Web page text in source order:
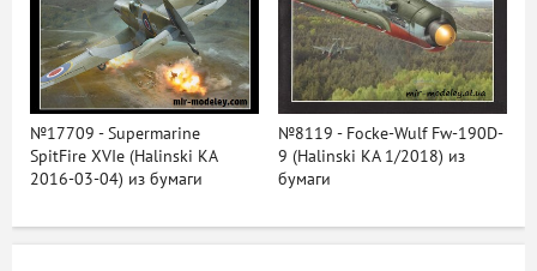
№17709 - Supermarine
SpitFire XVIe (Halinski KA
2016-03-04) из бумаги
№8119 - Focke-Wulf Fw-190D-
9 (Halinski KA 1/2018) из
бумаги